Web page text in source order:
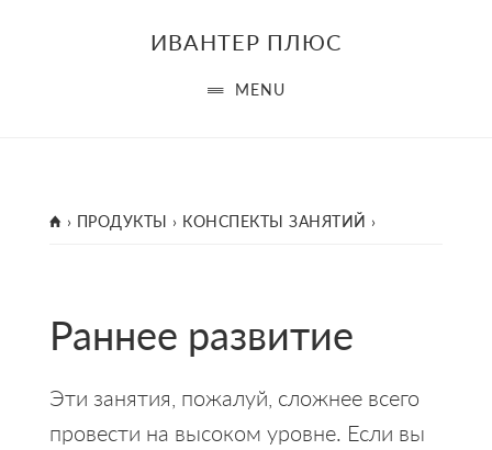
ИВАНТЕР ПЛЮС
MENU
ГЛАВНАЯ
› ПРОДУКТЫ › КОНСПЕКТЫ ЗАНЯТИЙ ›
Раннее развитие
Эти занятия, пожалуй, сложнее всего
провести на высоком уровне. Если вы